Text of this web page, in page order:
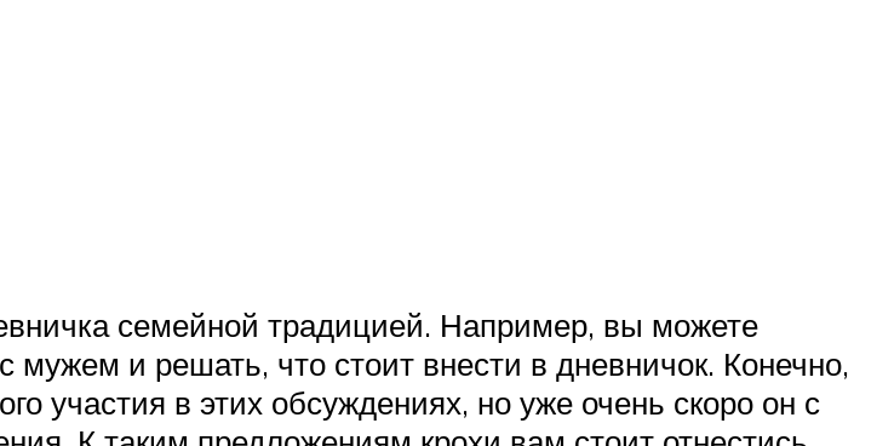
семейной традицией. Например, вы можете
и решать, что стоит внести в дневничок. Конечно,
участия в этих обсуждениях, но уже очень скоро он с